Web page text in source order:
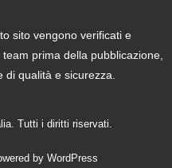
sito vengono verificati e
prima della pubblicazione,
qualità e sicurezza.
Tutti i diritti riservati.
by WordPress